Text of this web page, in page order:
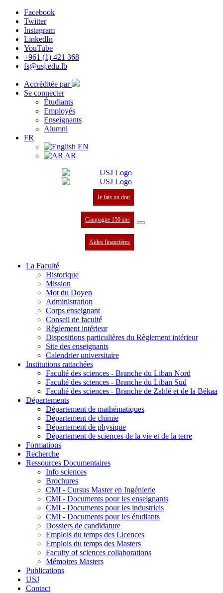
Facebook
Twitter
Instagram
LinkedIn
YouTube
+961 (1) 421 368
fs@usj.edu.lb
Accréditée par
Se connecter
Étudiants
Employés
Enseignants
Alumni
FR
EN
AR
Je fais un don
Campagne 150 ans
Aides financières
La Faculté
Historique
Mission
Mot du Doyen
Administration
Corps enseignant
Conseil de faculté
Règlement intérieur
Dispositions particulières du Règlement intérieur
Site des enseignants
Calendrier universitaire
Institutions rattachées
Faculté des sciences - Branche du Liban Nord
Faculté des sciences - Branche du Liban Sud
Faculté des sciences - Branche de Zahlé et de la Békaa
Départements
Département de mathématiques
Département de chimie
Département de physique
Département de sciences de la vie et de la terre
Formations
Recherche
Ressources Documentaires
Info sciences
Brochures
CMI - Cursus Master en Ingénierie
CMI - Documents pour les enseignants
CMI - Documents pour les industriels
CMI - Documents pour les étudiants
Dossiers de candidature
Emplois du temps des Licences
Emplois du temps des Masters
Faculty of sciences collaborations
Mémoires Masters
Publications
USJ
Contact